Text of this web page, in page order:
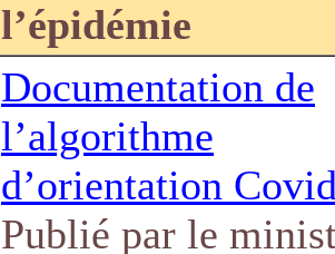
l’épidémie
Documentation de
l’algorithme
d’orientation
Publié par le